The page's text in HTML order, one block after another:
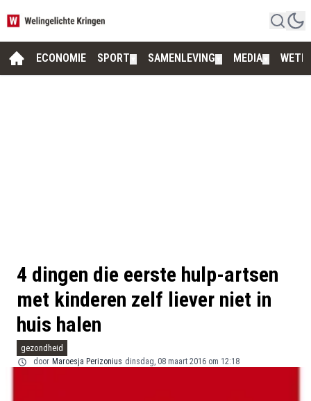
ECONOMIE SPORT SAMENLEVING MEDIA
4 dingen die eerste hulp-artsen
met kinderen zelf liever niet in
huis halen
gezondheid
door Maroesja Perizonius dinsdag, 08 maart 2016 om 12:18